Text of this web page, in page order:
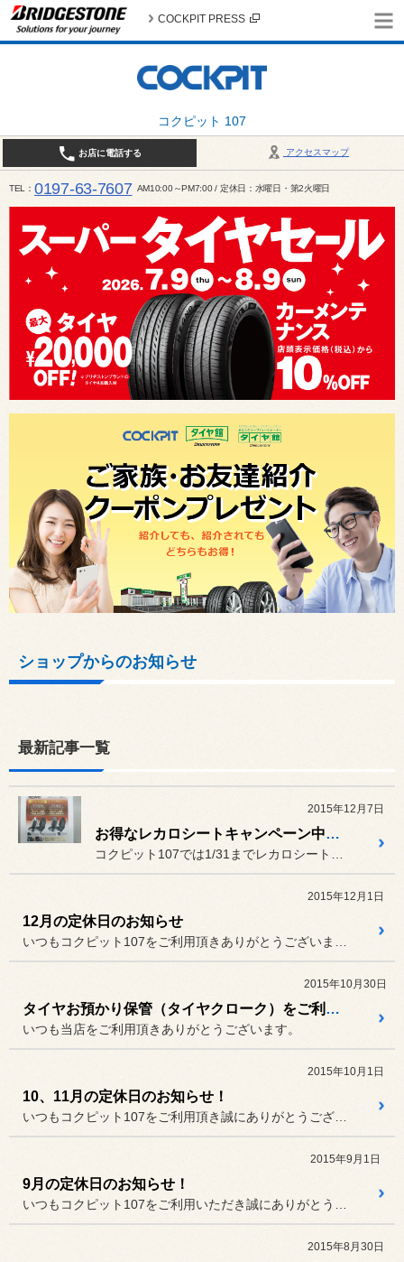
コクピット 107
COCKPIT PRESS
アクセスマップ
お店に電話する
TEL 0197-63-7607 AM10:00～PM7:00 / 定休日：水曜日・第2火曜日
ショップからのお知らせ
最新記事一覧
2015年12月7日
お得なレカロシートキャンペーン中！！
2015年12月1日
12月の定休日のお知らせ
2015年10月30日
タイヤお預かり保管（タイヤクローク）をご利用のお客様へ
いつも当店をご利用頂きありがとうございます。
2015年10月1日
10、11月の定休日のお知らせ！
2015年9月1日
9月の定休日のお知らせ！
2015年8月30日